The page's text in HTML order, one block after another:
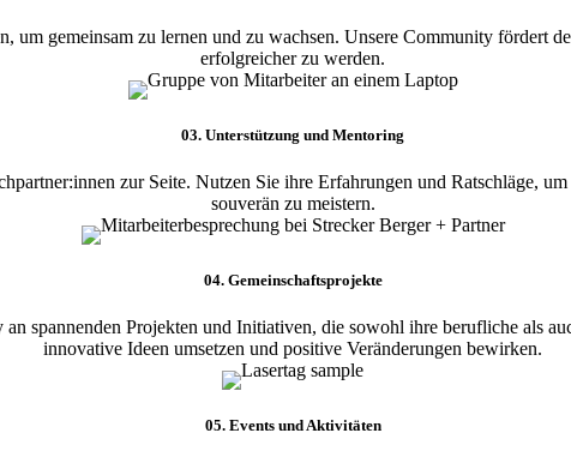
um gemeinsam zu lernen und zu wachsen. Unsere Community
erfolgreicher zu werden.
03. Unterstützung und Mentoring
zur Seite. Nutzen Sie ihre Erfahrungen und Ratschläge,
souverän zu meistern.
04. Gemeinschaftsprojekte
spannenden Projekten und Initiativen, die sowohl ihre berufliche als
innovative Ideen umsetzen und positive Veränderungen bewirken.
05. Events und Aktivitäten